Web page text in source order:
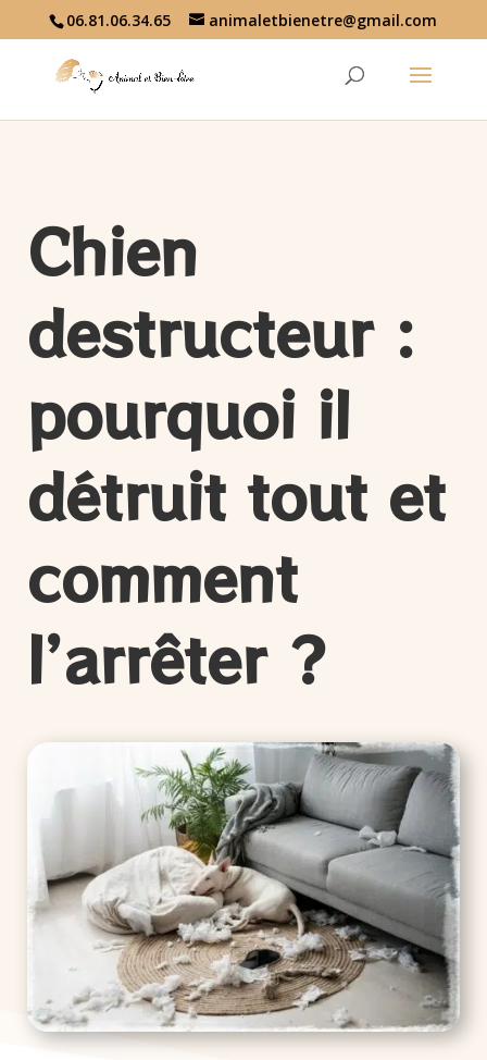
06.81.06.34.65 animaletbienetre@gmail.com
Chien
destructeur :
pourquoi il
détruit tout et
comment
l’arrêter ?